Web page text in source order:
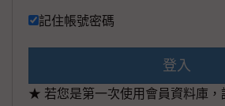
記住帳號密碼
登入
★ 若您是第一次使用會員資料庫，